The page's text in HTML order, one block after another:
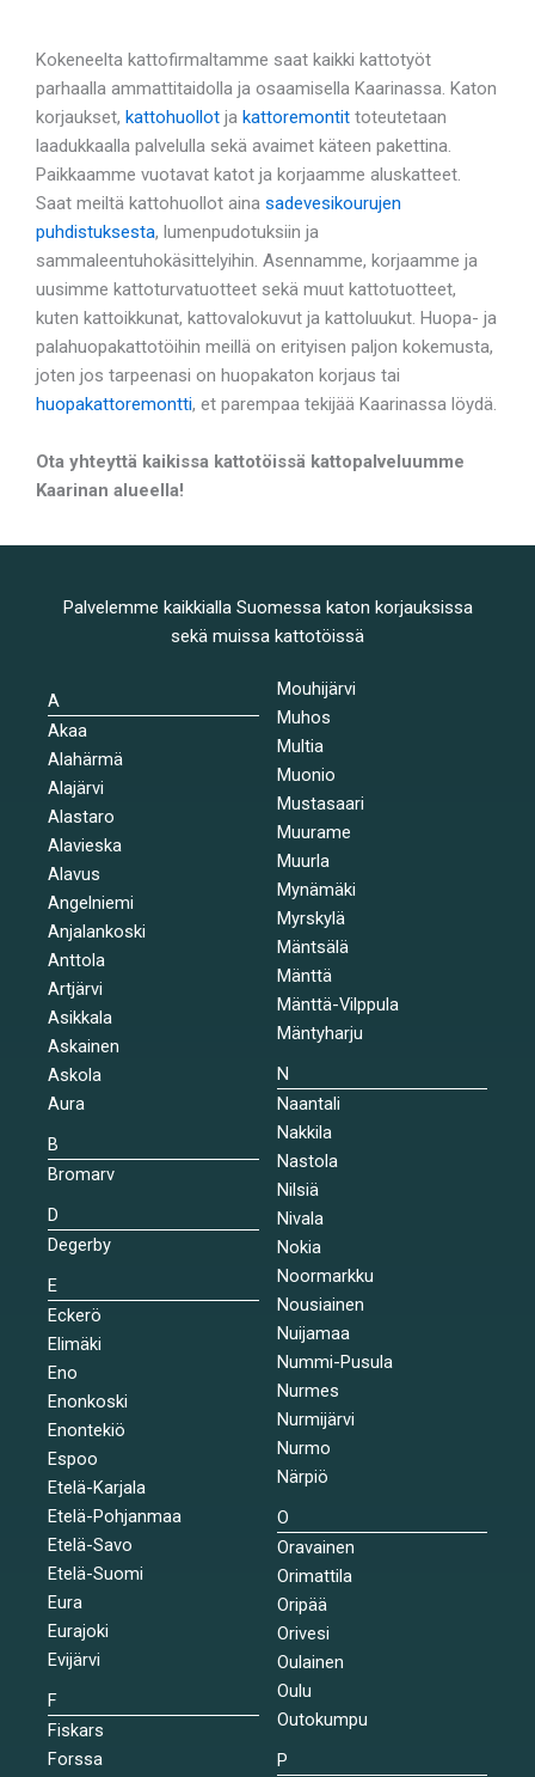
Kokeneelta kattofirmaltamme saat kaikki kattotyöt
parhaalla ammattitaidolla ja osaamisella Kaarinassa. Katon
korjaukset, kattohuollot ja kattoremontit toteutetaan
laadukkaalla palvelulla sekä avaimet käteen pakettina.
Paikkaamme vuotavat katot ja korjaamme aluskatteet.
Saat meiltä kattohuollot aina sadevesikourujen
puhdistuksesta, lumenpudotuksiin ja
sammaleentuhokäsittelyihin. Asennamme, korjaamme ja
uusimme kattoturvatuotteet sekä muut kattotuotteet,
kuten kattoikkunat, kattovalokuvut ja kattoluukut. Huopa- ja
palahuopakattotöihin meillä on erityisen paljon kokemusta,
joten jos tarpeenasi on huopakaton korjaus tai
huopakattoremontti, et parempaa tekijää Kaarinassa löydä.
Ota yhteyttä kaikissa kattotöissä kattopalveluumme
Kaarinan alueella!
Palvelemme kaikkialla Suomessa katon korjauksissa
sekä muissa kattotöissä
A
Akaa
Alahärmä
Alajärvi
Alastaro
Alavieska
Alavus
Angelniemi
Anjalankoski
Anttola
Artjärvi
Asikkala
Askainen
Askola
Aura
B
Bromarv
D
Degerby
E
Eckerö
Elimäki
Eno
Enonkoski
Enontekiö
Espoo
Etelä-Karjala
Etelä-Pohjanmaa
Etelä-Savo
Etelä-Suomi
Eura
Eurajoki
Evijärvi
F
Fiskars
Forssa
Mouhijärvi
Muhos
Multia
Muonio
Mustasaari
Muurame
Muurla
Mynämäki
Myrskylä
Mäntsälä
Mänttä
Mänttä-Vilppula
Mäntyharju
N
Naantali
Nakkila
Nastola
Nilsiä
Nivala
Nokia
Noormarkku
Nousiainen
Nuijamaa
Nummi-Pusula
Nurmes
Nurmijärvi
Nurmo
Närpiö
O
Oravainen
Orimattila
Oripää
Orivesi
Oulainen
Oulu
Outokumpu
P